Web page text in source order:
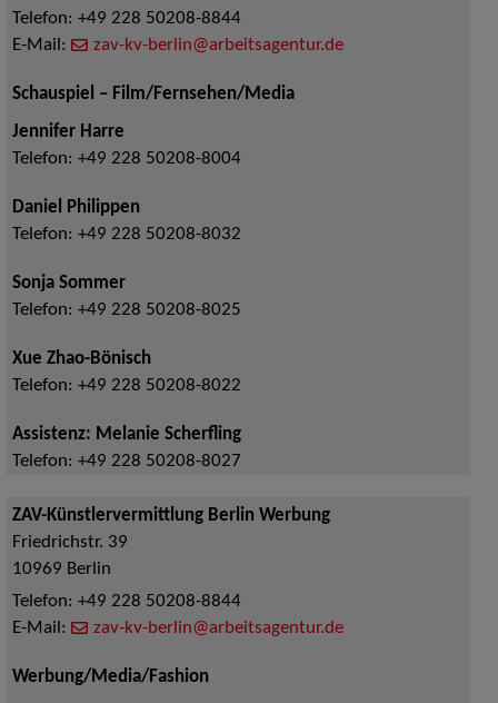
Telefon: +49 228 50208-8844
E-Mail:
zav-kv-berlin@arbeitsagentur.de
Schauspiel – Film/Fernsehen/Media
Jennifer Harre
Telefon: +49 228 50208-8004
Daniel Philippen
Telefon: +49 228 50208-8032
Sonja Sommer
Telefon: +49 228 50208-8025
Xue Zhao-Bönisch
Telefon: +49 228 50208-8022
Assistenz: Melanie Scherfling
Telefon: +49 228 50208-8027
ZAV-Künstlervermittlung Berlin Werbung
Friedrichstr. 39
10969 Berlin
Telefon: +49 228 50208-8844
E-Mail:
zav-kv-berlin@arbeitsagentur.de
Werbung/Media/Fashion